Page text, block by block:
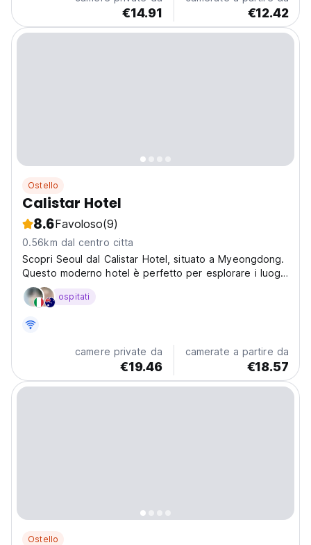
€14.91 €12.42
Ostello
Calistar Hotel
8.6Favoloso(9)
0.56km dal centro citta
Scopri Seoul dal Calistar Hotel, situato a Myeongdong.
Questo moderno hotel è perfetto per esplorare i luoghi
simbolo della città e offre un soggiorno elegante.
(Auto-translated from original language)
ospitati
camere private da
€19.46
camerate a partire da
€18.57
Ostello